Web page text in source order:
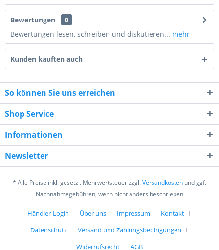
1 + 9 = ?
Ich habe die Datenschutzerklärung
verstanden und stimme zu. *
Mit * gekennzeichnete Felder sind Pflichtfelder.
Senden
Bewertungen
0
Bewertungen lesen, schreiben und diskutieren... mehr
Kunden kauften auch
So können Sie uns erreichen
Shop Service
Informationen
Newsletter
* Alle Preise inkl. gesetzl. Mehrwertsteuer zzgl.Versandkosten und ggf.
Nachnahmegebühren, wenn nicht anders beschrieben
Händler-Login Über uns Impressum
Kontakt
Datenschutz
Versand und Zahlungsbedingungen
Widerrufsrecht
AGB